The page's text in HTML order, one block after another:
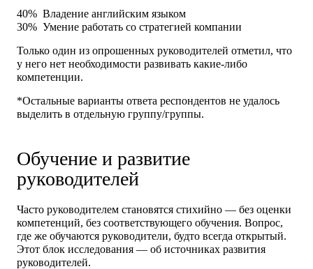
40%Владение английским языком
30%Умение работать со стратегией компании
Только один из опрошенных руководителей отметил, что
у него нет необходимости развивать какие-либо
компетенции.
*Остальные варианты ответа респондентов не удалось
выделить в отдельную группу/группы.
Обучение и развитие
руководителей
Часто руководителем становятся стихийно — без оценки
компетенций, без соответствующего обучения. Вопрос,
где же обучаются руководители, будто всегда открытый.
Этот блок исследования — об источниках развития
руководителей.